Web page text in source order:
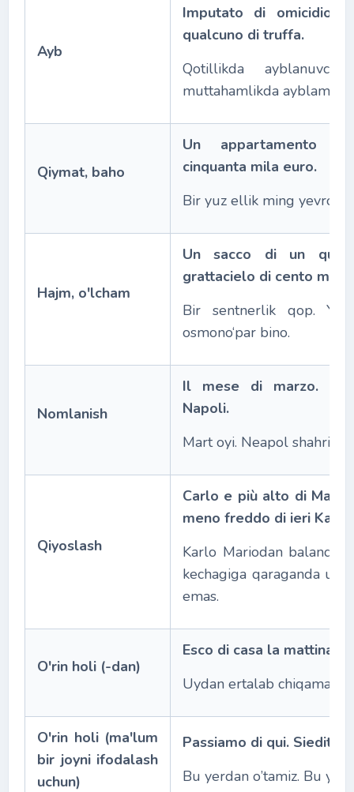
Ayb
Imputato di omicidio.
qualcuno di truffa.
Qotillikda
muttahamlikda ayblamoq.
Qiymat, baho
Un appartamento
cinquanta mila euro.
Bir yuz ellik ming yevrolik
Hajm, o'lcham
Un sacco di un
grattacielo di cento
Bir sentnerlik qop.
osmono‘par bino.
Nomlanish
Il mese di marzo. La
Napoli.
Mart oyi. Neapol shahri.
Qiyoslash
Carlo e più alto di
meno freddo di ieri Karlo.
Karlo Mariodan
kechagiga qaraganda
emas.
O'rin holi (-dan)
Esco di casa la mattina.
Uydan ertalab chiqaman.
O'rin holi (ma'lum
bir joyni ifodalash
uchun)
Passiamo di qui. Siediti di
Bu yerdan о’tamiz. Bu